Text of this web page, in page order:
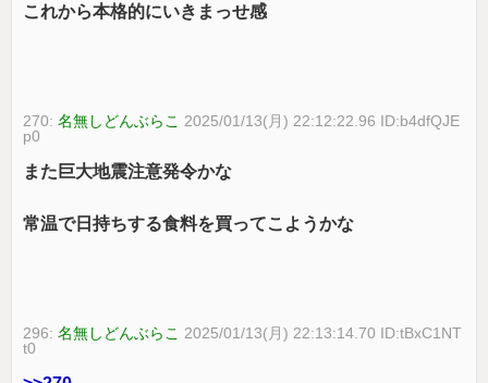
これから本格的にいきまっせ感
270:名無しどんぶらこ 2025/01/13(月) 22:12:22.96 ID:b4dfQJE
p0
また巨大地震注意発令かな
常温で日持ちする食料を買ってこようかな
296:名無しどんぶらこ 2025/01/13(月) 22:13:14.70 ID:tBxC1NT
t0